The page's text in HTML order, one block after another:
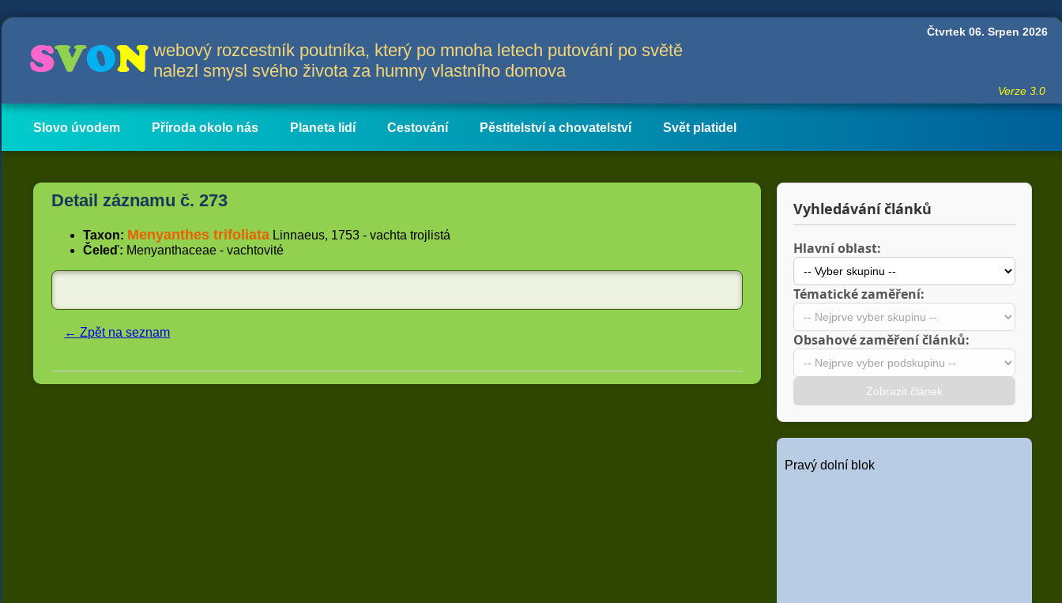
webový rozcestník poutníka, který po mnoha letech putování po světě
nalezl smysl svého života za humny vlastního domova
Čtvrtek 06. Srpen 2026
Verze 3.0
Slovo úvodem Příroda okolo nás Planeta lidí Cestování Pěstitelství a chovatelství Svět platidel
Hlavní obsah
Články
Detail záznamu č. 273
Taxon: Menyanthes trifoliata Linnaeus, 1753 - vachta trojlistá
Čeleď: Menyanthaceae - vachtovité
← Zpět na seznam
Vyhledávání článků
Hlavní oblast:
Tématické zaměření:
Obsahové zaměření článků:
Zobrazit článek
Pravý dolní blok